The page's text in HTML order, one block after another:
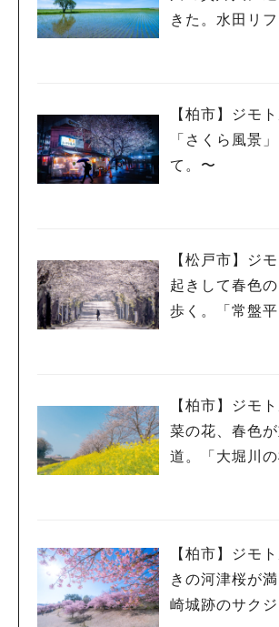
きた。水田リ
【柏市】ジモト風景
「さくら風景
て。〜
【松戸市】ジ
起きして春色
歩く。「常盤
【柏市】ジモ
菜の花、春色
道。「大堀川
【柏市】ジモ
きの河津桜が
崎城跡のサク
#ラーメン#ショッピング#カフェ
#イベント#公園#教えたい／教えて投稿記事
#教えたい/こんなの見つけた